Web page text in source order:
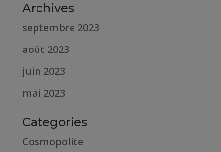
Archives
septembre 2023
août 2023
juin 2023
mai 2023
Categories
Cosmopolite